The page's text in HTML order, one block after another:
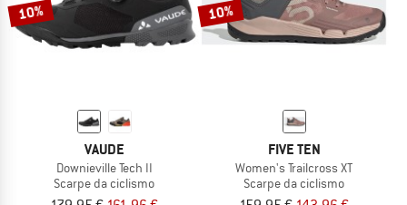
10%
VAUDE
Downieville Tech II
Scarpe da ciclismo
10%
FIVE TEN
Women's Trailcross XT
Scarpe da ciclismo